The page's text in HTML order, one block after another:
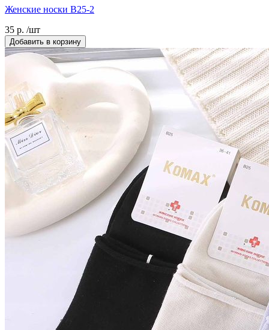
Женские носки B25-2
35 р. /шт
Добавить в корзину